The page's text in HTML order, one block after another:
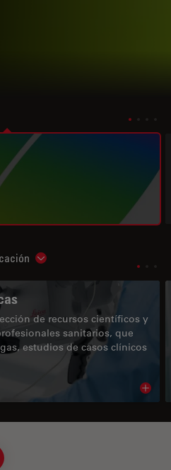
subnavigation
Show subnavigation
de recursos científicos y
sanitarios, que
estudios de casos clínicos